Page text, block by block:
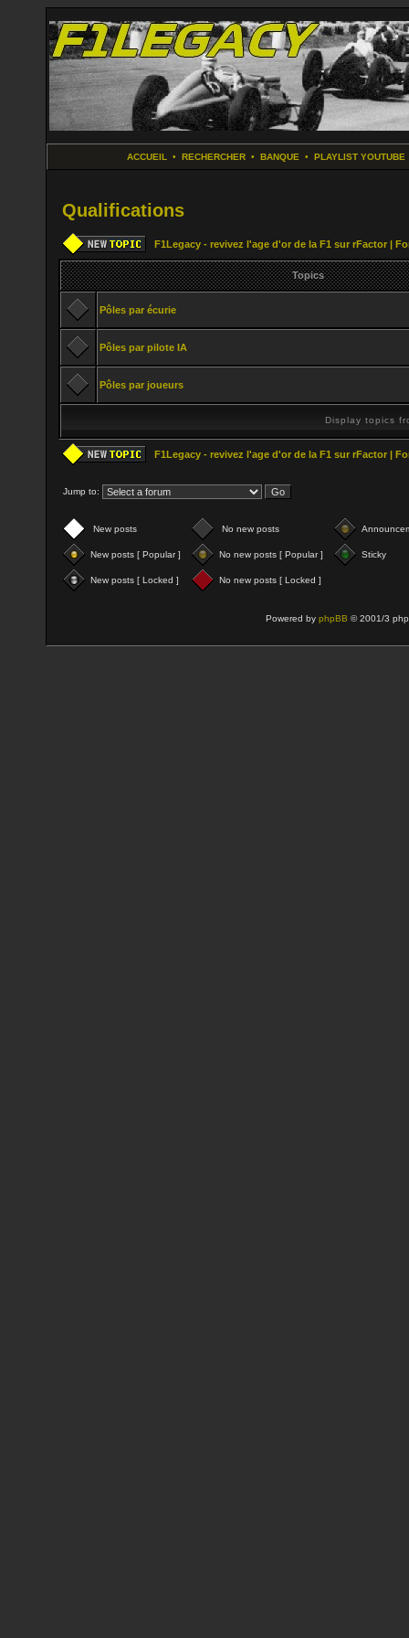
ACCUEIL • RECHERCHER• BANQUE • PLAYLIST YOUTUBE
Qualifications
F1Legacy - revivez l'age d'or de la F1 sur rFactor |
Topics
Pôles par écurie
Pôles par pilote IA
Pôles par joueurs
Display topics
F1Legacy - revivez l'age d'or de la F1 sur rFactor |
Jump to:
New posts No new posts
New posts [ Popular ] No new posts [ Popular ] Sticky
New posts [ Locked ] No new posts [ Locked ]
Powered by phpBB © 2001/3